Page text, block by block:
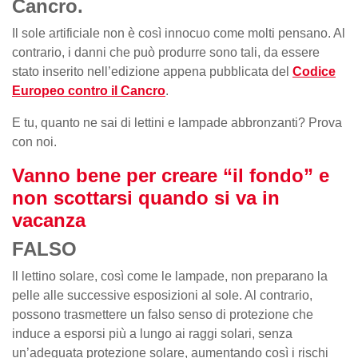
Cancro.
Il sole artificiale non è così innocuo come molti pensano. Al
contrario, i danni che può produrre sono tali, da essere
stato inserito nell’edizione appena pubblicata del Codice
Europeo contro il Cancro.
E tu, quanto ne sai di lettini e lampade abbronzanti? Prova
con noi.
Vanno bene per creare “il fondo” e
non scottarsi quando si va in
vacanza
FALSO
Il lettino solare, così come le lampade, non preparano la
pelle alle successive esposizioni al sole. Al contrario,
possono trasmettere un falso senso di protezione che
induce a esporsi più a lungo ai raggi solari, senza
un’adeguata protezione solare, aumentando così i rischi